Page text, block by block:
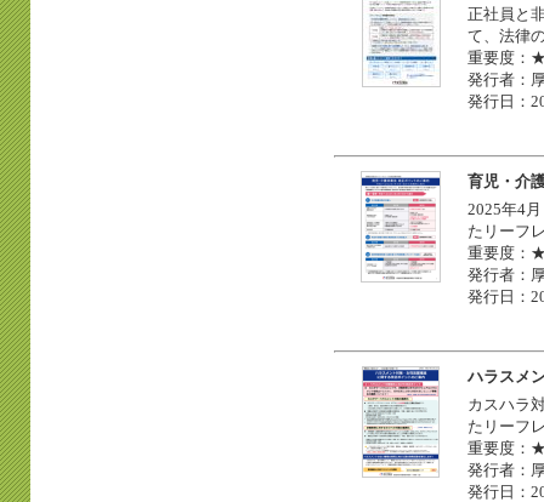
正社員と
て、法律
重要度
発行者：
発行日：
育児・介
2025年4
たリーフ
重要度
発行者：
発行日：
ハラスメ
カスハラ
たリーフ
重要度
発行者：
発行日：